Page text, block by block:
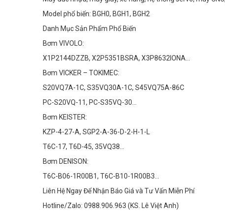
Model phổ biến: BGH0, BGH1, BGH2
Danh Mục Sản Phẩm Phổ Biến
Bơm VIVOLO:
X1P2144DZZB, X2P5351BSRA, X3P8632IONA...
Bơm VICKER – TOKIMEC:
S20VQ7A-1C, S35VQ30A-1C, S45VQ75A-86C
PC-S20VQ-11, PC-S35VQ-30...
Bơm KEISTER:
KZP-4-27-A, SGP2-A-36-D-2-H-1-L
T6C-17, T6D-45, 35VQ38...
Bơm DENISON:
T6C-B06-1R00B1, T6C-B10-1R00B3...
Liên Hệ Ngay Để Nhận Báo Giá và Tư Vấn Miễn Phí
Hotline/Zalo: 0988.906.963 (KS. Lê Việt Anh)